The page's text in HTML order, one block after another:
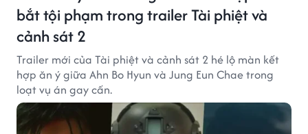
bắt tội phạm trong trailer Tài phiệt và
cảnh sát 2
Trailer mới của Tài phiệt và cảnh sát 2 hé lộ màn kết
hợp ăn ý giữa Ahn Bo Hyun và Jung Eun Chae trong
loạt vụ án gay cấn.